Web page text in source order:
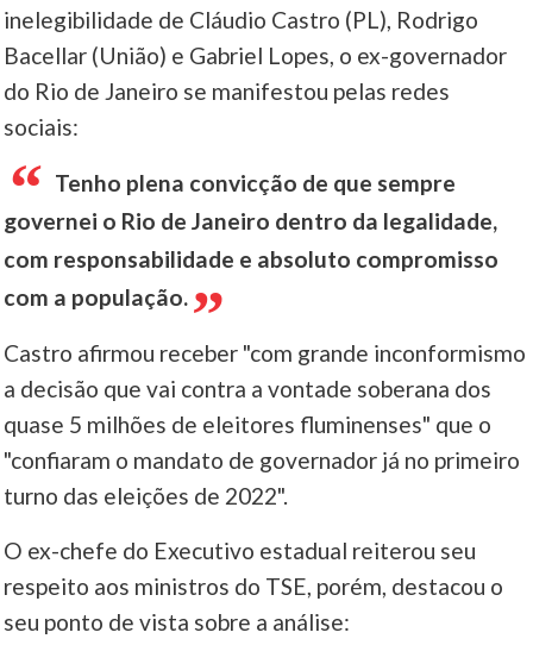
inelegibilidade de Cláudio Castro (PL), Rodrigo
Bacellar (União) e Gabriel Lopes, o ex-governador
do Rio de Janeiro se manifestou pelas redes
sociais:
Tenho plena convicção de que sempre
governei o Rio de Janeiro dentro da legalidade,
com responsabilidade e absoluto compromisso
com a população.
Castro afirmou receber "com grande inconformismo
a decisão que vai contra a vontade soberana dos
quase 5 milhões de eleitores fluminenses" que o
"confiaram o mandato de governador já no primeiro
turno das eleições de 2022".
O ex-chefe do Executivo estadual reiterou seu
respeito aos ministros do TSE, porém, destacou o
seu ponto de vista sobre a análise: